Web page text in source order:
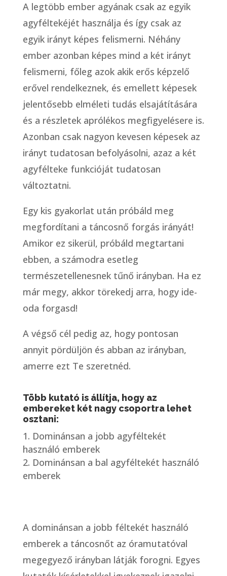
A legtöbb ember agyának csak az egyik
agyféltekéjét használja és így csak az
egyik irányt képes felismerni. Néhány
ember azonban képes mind a két irányt
felismerni, főleg azok akik erős képzelő
erővel rendelkeznek, és emellett képesek
jelentősebb elméleti tudás elsajátítására
és a részletek aprólékos megfigyelésere is.
Azonban csak nagyon kevesen képesek az
irányt tudatosan befolyásolni, azaz a két
agyfélteke funkcióját tudatosan
változtatni.
Egy kis gyakorlat után próbáld meg
megfordítani a táncosnő forgás irányát!
Amikor ez sikerül, próbáld megtartani
ebben, a számodra esetleg
természetellenesnek tűnő irányban. Ha ez
már megy, akkor törekedj arra, hogy ide-
oda forgasd!
A végső cél pedig az, hogy pontosan
annyit pördüljön és abban az irányban,
amerre ezt Te szeretnéd.
Több kutató is állítja, hogy az
embereket két nagy csoportra lehet
osztani:
Dominánsan a jobb agyféltekét
használó emberek
Dominánsan a bal agyféltekét használó
emberek
A dominánsan a jobb féltekét használó
emberek a táncosnőt az óramutatóval
megegyező irányban látják forogni. Egyes